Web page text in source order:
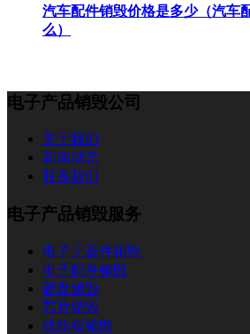
汽车配件销毁价格是多少（汽车
么）
电子产品销毁公司
关于我们
新闻动态
联系我们
电子产品销毁服务
电子元器件销毁
电子配件销毁
硬盘销毁
芯片销毁
线路板销毁